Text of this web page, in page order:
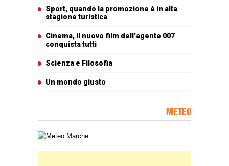
Sport, quando la promozione è in alta
stagione turistica
Cinema, il nuovo film dell’agente 007
conquista tutti
Scienza e Filosofia
Un mondo giusto
METEO
Carta meteorologica delle Marche